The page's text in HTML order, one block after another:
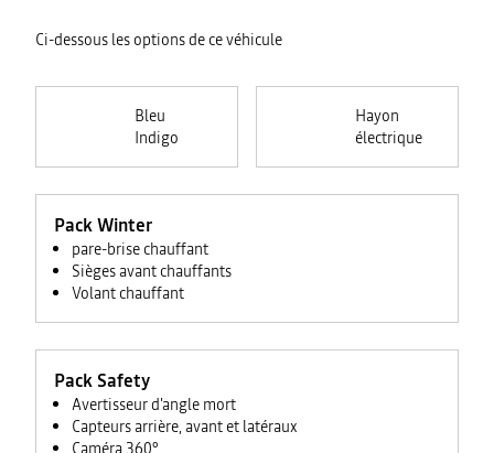
Ci-dessous les options de ce véhicule
Bleu
Indigo
Pack Winter
pare-brise chauffant
Sièges avant chauffants
Volant chauffant
Hayon
électrique
Pack Safety
Avertisseur d'angle mort
Capteurs arrière, avant et latéraux
Caméra 360°